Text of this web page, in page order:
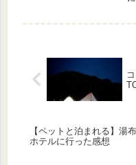
【ペットと泊まれる】湯
ホテルに行った感想